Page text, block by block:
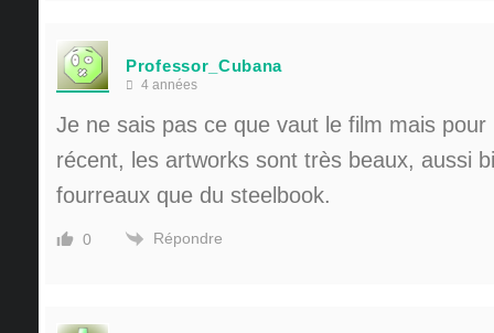
Professor_Cubana
4 années
Je ne sais pas ce que vaut le film mais pour
récent, les artworks sont très beaux, aussi
fourreaux que du steelbook.
0 Répondre